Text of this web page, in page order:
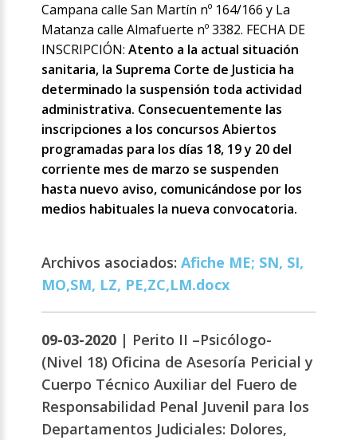
Campana calle San Martín nº 164/166 y La
Matanza calle Almafuerte nº 3382. FECHA DE
INSCRIPCIÓN:Atento a la actual situación
sanitaria, la Suprema Corte de Justicia ha
determinado la suspensión toda actividad
administrativa. Consecuentemente las
inscripciones a los concursos Abiertos
programadas para los días 18, 19 y 20 del
corriente mes de marzo se suspenden
hasta nuevo aviso, comunicándose por los
medios habituales la nueva convocatoria.
Archivos asociados:Afiche ME; SN, SI,
MO,SM, LZ, PE,ZC,LM.docx
09-03-2020 | Perito II –Psicólogo-
(Nivel 18) Oficina de Asesoría Pericial y
Cuerpo Técnico Auxiliar del Fuero de
Responsabilidad Penal Juvenil para los
Departamentos Judiciales: Dolores,